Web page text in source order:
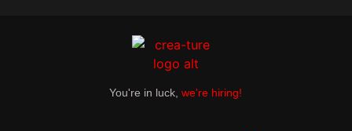
You're in luck, we're hiring!